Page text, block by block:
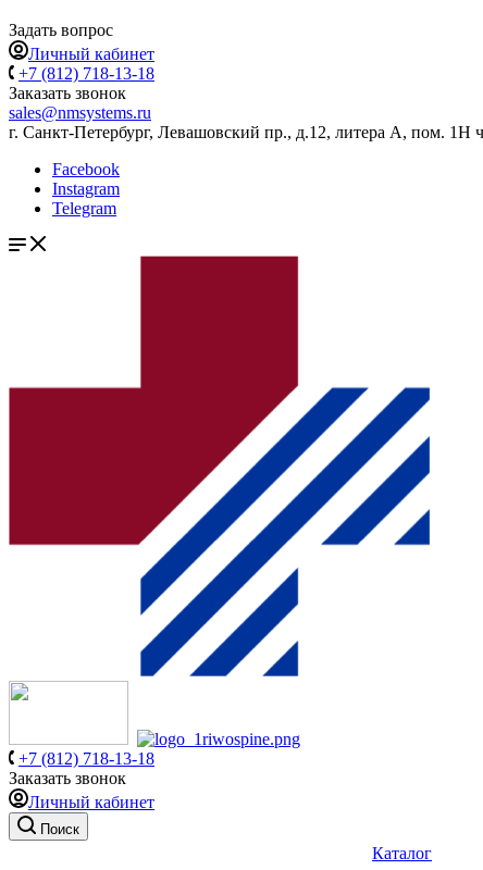
Задать вопрос
Личный кабинет
+7 (812) 718-13-18
Заказать звонок
sales@nmsystems.ru
г. Санкт-Петербург, Левашовский пр., д.12, литера А, пом. 1Н
Facebook
Instagram
Telegram
+7 (812) 718-13-18
Заказать звонок
Личный кабинет
Поиск
Каталог